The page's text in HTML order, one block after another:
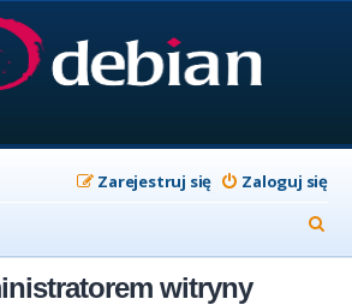
Zaloguj się
Zarejestruj się
z
witryny